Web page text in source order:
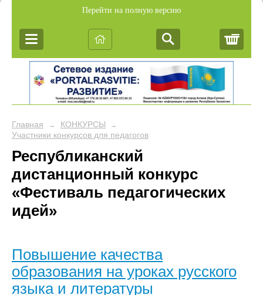
Перейти на полную версию
Главная → КОНКУРСЫ →
Участники конкурсов для педагогов
Республиканский
дистанционный конкурс
«Фестиваль педагогических
идей»
Повышение качества
образования на уроках русского
языка и литературы